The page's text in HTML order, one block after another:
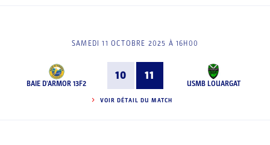
SAMEDI 11 OCTOBRE 2025 À 16H00
BAIE D'ARMOR 13F2
10 11
USMB LOUARGAT
VOIR DÉTAIL DU MATCH